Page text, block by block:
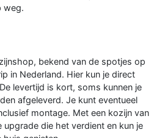
weg.
bekend van de spotjes op
in Nederland. Hier kun je direct
levertijd is kort, soms kunnen je
afgeleverd. Je kunt eventueel
montage. Met een kozijn van
upgrade die het verdient en kun je